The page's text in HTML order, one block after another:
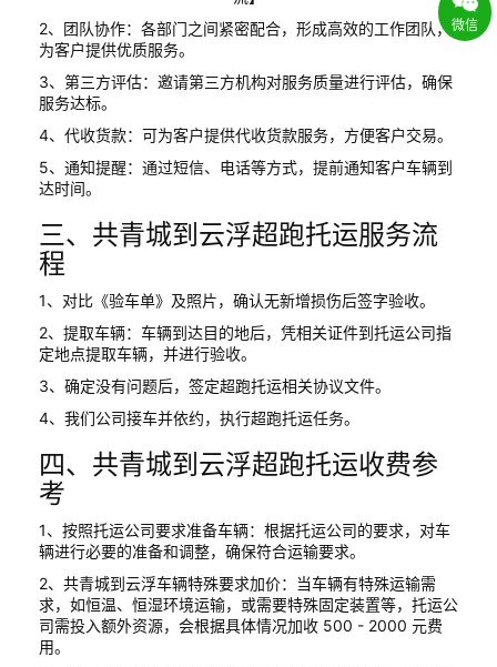
2、团队协作：各部门之间紧密配合，形成高效的工作团队，
为客户提供优质服务。
3、第三方评估：邀请第三方机构对服务质量进行评估，确保
服务达标。
4、代收货款：可为客户提供代收货款服务，方便客户交易。
5、通知提醒：通过短信、电话等方式，提前通知客户车辆到
达时间。
三、共青城到云浮超跑托运服务流
程
1、对比《验车单》及照片，确认无新增损伤后签字验收。
2、提取车辆：车辆到达目的地后，凭相关证件到托运公司指
定地点提取车辆，并进行验收。
3、确定没有问题后，签定超跑托运相关协议文件。
4、我们公司接车并依约，执行超跑托运任务。
四、共青城到云浮超跑托运收费参
考
1、按照托运公司要求准备车辆：根据托运公司的要求，对车
辆进行必要的准备和调整，确保符合运输要求。
2、共青城到云浮车辆特殊要求加价：当车辆有特殊运输需
求，如恒温、恒湿环境运输，或需要特殊固定装置等，托运公
司需投入额外资源，会根据具体情况加收 500 - 2000 元费
用。
微信